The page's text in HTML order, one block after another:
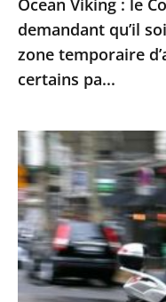
en
urgence,
temporaire
d’attente
dans
laquelle
certains
pa...
Ocean Viking : le
demandant qu’il
zone temporaire
certains pa...
Le
contrôle
technique
des
«
deux-
roues